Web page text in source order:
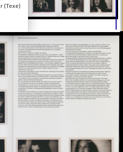
(Texe)
comme
par
de